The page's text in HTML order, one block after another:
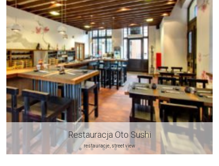
Restauracja Oto Sushi
restauracje, street view